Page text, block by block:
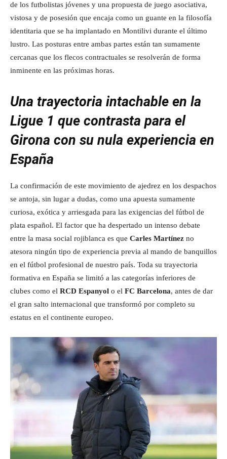
de los futbolistas jóvenes y una propuesta de juego asociativa,
vistosa y de posesión que encaja como un guante en la filosofía
identitaria que se ha implantado en Montilivi durante el último
lustro. Las posturas entre ambas partes están tan sumamente
cercanas que los flecos contractuales se resolverán de forma
inminente en las próximas horas.
Una trayectoria intachable en la
Ligue 1 que contrasta para el
Girona con su nula experiencia en
España
La confirmación de este movimiento de ajedrez en los despachos
se antoja, sin lugar a dudas, como una apuesta sumamente
curiosa, exótica y arriesgada para las exigencias del fútbol de
plata español. El factor que ha despertado un intenso debate
entre la masa social rojiblanca es que Carles Martínez no
atesora ningún tipo de experiencia previa al mando de banquillos
en el fútbol profesional de nuestro país. Toda su trayectoria
formativa en España se limitó a las categorías inferiores de
clubes como el RCD Espanyol o el FC Barcelona, antes de dar
el gran salto internacional que transformó por completo su
estatus en el continente europeo.